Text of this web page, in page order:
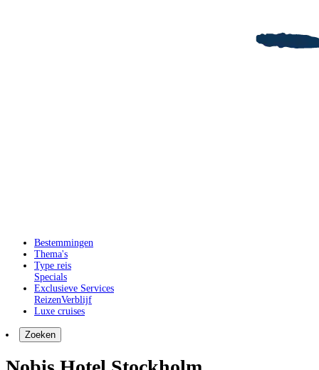
Bestemmingen
Thema's
Type reis
Specials
Exclusieve Services
ReizenVerblijf
Luxe cruises
Zoeken